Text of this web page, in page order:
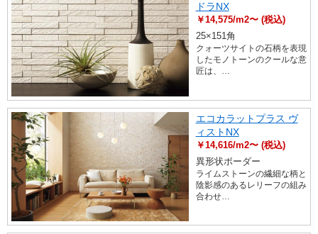
ドラNX
￥14,575/m2〜 (税込)
25×151角
クォーツサイトの石柄を表現
したモノトーンのクールな意
匠は、…
エコカラットプラス ヴ
ィストNX
￥14,616/m2〜 (税込)
異形状ボーダー
ライムストーンの繊細な柄と
陰影感のあるレリーフの組み
合わせ…